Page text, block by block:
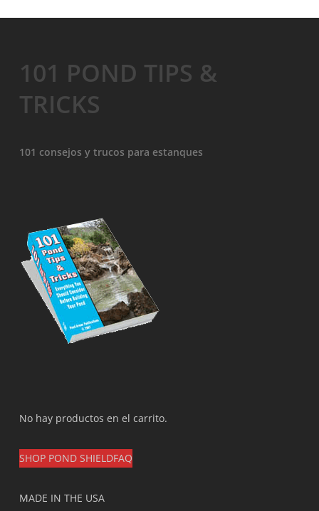
101 POND TIPS &
TRICKS
101 consejos y trucos para estanques
No hay productos en el carrito.
SHOP POND SHIELDFAQ
MADE IN THE USA